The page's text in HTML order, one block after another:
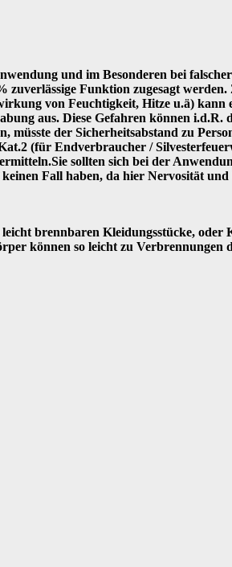
und im Besonderen bei
Funktion zugesagt
von Feuchtigkeit, Hitze u.ä) kann
aus. Diese Gefahren können
der Sicherheitsabstand zu
(für Endverbraucher /
sollten sich bei der
Fall haben, da hier Nervosität und
brennbaren Kleidungsstücke, oder
können so leicht zu Verbrennungen